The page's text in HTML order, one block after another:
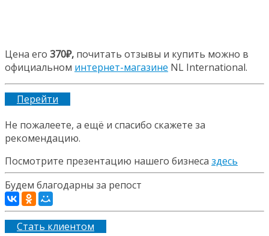
Цена его 370₽, почитать отзывы и купить можно в
официальном интернет-магазине NL International.
Перейти
Не пожалеете, а ещё и спасибо скажете за
рекомендацию.
Посмотрите презентацию нашего бизнеса здесь
Будем благодарны за репост
Стать клиентом